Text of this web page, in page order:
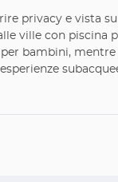
privacy e vista
ville con
bambini,